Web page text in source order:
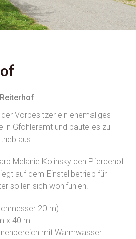
Vorbesitzer ein ehemaliges
in Gföhleramt und baute es zu
aus.
Melanie Kolinsky den Pferdehof.
auf dem Einstellbetrieb für
sollen sich wohlfühlen.
20 m)
x 40 m
mit Warmwasser